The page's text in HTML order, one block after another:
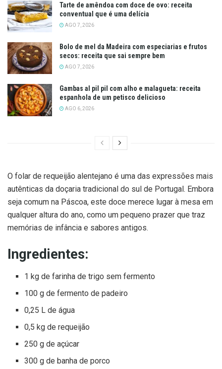
Tarte de amêndoa com doce de ovo: receita
conventual que é uma delícia
AGO 7, 2026
Bolo de mel da Madeira com especiarias e frutos
secos: receita que sai sempre bem
AGO 7, 2026
Gambas al pil pil com alho e malagueta: receita
espanhola de um petisco delicioso
AGO 6, 2026
O folar de requeijão alentejano é uma das expressões mais
autênticas da doçaria tradicional do sul de Portugal. Embora
seja comum na Páscoa, este doce merece lugar à mesa em
qualquer altura do ano, como um pequeno prazer que traz
memórias de infância e sabores antigos.
Ingredientes:
1 kg de farinha de trigo sem fermento
100 g de fermento de padeiro
0,25 L de água
0,5 kg de requeijão
250 g de açúcar
300 g de banha de porco